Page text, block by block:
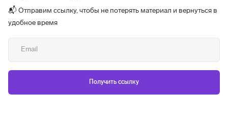
📬 Отправим ссылку, чтобы не потерять материал и вернуться в
удобное время